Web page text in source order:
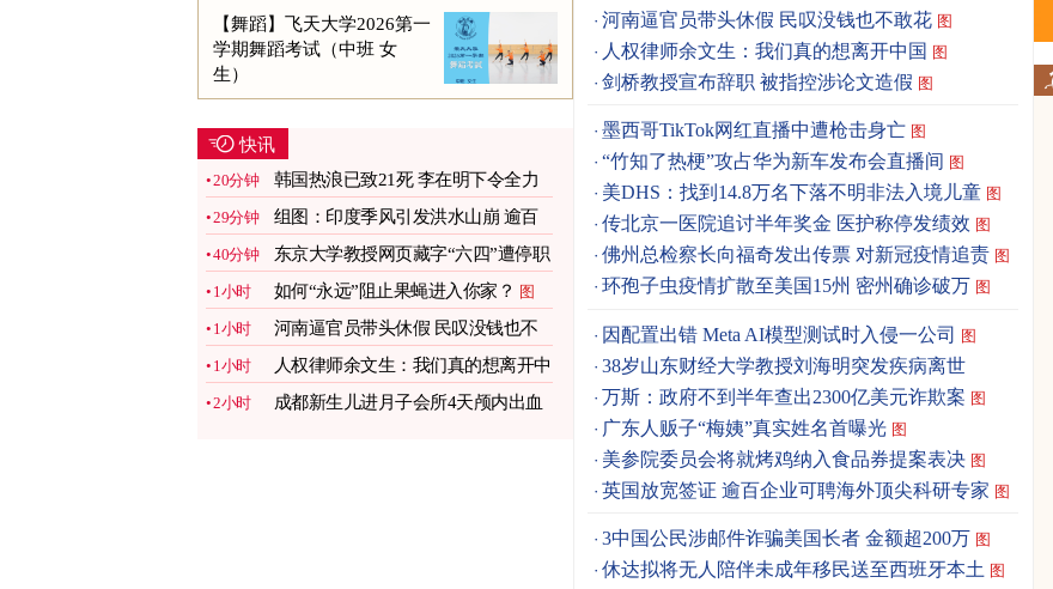
【舞蹈】飞天大学2026第一
学期舞蹈考试（中班 女
生）
快讯
20分钟
韩国热浪已致21死 李在明下令全力
应对
29分钟
组图：印度季风引发洪水山崩 逾百
人丧生 图
40分钟
东京大学教授网页藏字“六四”遭停职
引热议 图
1小时 如何“永远”阻止果蝇进入你家？ 图
1小时
河南逼官员带头休假 民叹没钱也不
敢花 图
1小时
人权律师余文生：我们真的想离开中
国 图
2小时
成都新生儿进月子会所4天颅内出血
河南逼官员带头休假 民叹没钱也不敢花 图
人权律师余文生：我们真的想离开中国 图
剑桥教授宣布辞职 被指控涉论文造假 图
墨西哥TikTok网红直播中遭枪击身亡 图
“竹知了热梗”攻占华为新车发布会直播间 图
美DHS：找到14.8万名下落不明非法入境儿童 图
传北京一医院追讨半年奖金 医护称停发绩效 图
佛州总检察长向福奇发出传票 对新冠疫情追责 图
环孢子虫疫情扩散至美国15州 密州确诊破万 图
因配置出错 Meta AI模型测试时入侵一公司 图
38岁山东财经大学教授刘海明突发疾病离世
万斯：政府不到半年查出2300亿美元诈欺案 图
广东人贩子“梅姨”真实姓名首曝光 图
美参院委员会将就烤鸡纳入食品券提案表决 图
英国放宽签证 逾百企业可聘海外顶尖科研专家 图
3中国公民涉邮件诈骗美国长者 金额超200万 图
休达拟将无人陪伴未成年移民送至西班牙本土 图